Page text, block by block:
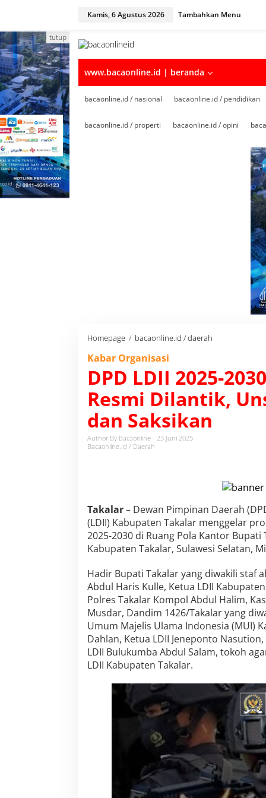
Kamis, 6 Agustus 2026 Tambahkan Menu
www.bacaonline.id | beranda
bacaonline.id / nasional bacaonline.id / pendidikan
bacaonline.id / properti bacaonline.id / opini
tutup
Homepage / bacaonline.id / daerah
L
D
K
a
u
p
t
e
n
T
a
k
a
a
s
i
D
i
a
n
t
Kabar Organisasi
DPD LDII 2025-
Resmi Dilantik,
dan Saksikan
Author By Bacaonline
23 Juni 2025
Bacaonline.id / Daerah
Takalar– Dewan Pimpinan Daerah
(LDII) Kabupaten Takalar menggelar
2025-2030 di Ruang Pola Kantor Bupati
Kabupaten Takalar, Sulawesi Selatan,
Hadir Bupati Takalar yang diwakili staf
Abdul Haris Kulle, Ketua LDII
Polres Takalar Kompol Abdul Halim,
Musdar, Dandim 1426/Takalar yang
Umum Majelis Ulama Indonesia (MUI)
Dahlan, Ketua LDII Jeneponto
LDII Bulukumba Abdul Salam, tokoh
LDII Kabupaten Takalar.